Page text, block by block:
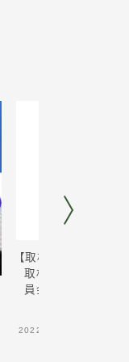
【取材後記】報道し
取材を許可する石
員会
2022.03.13